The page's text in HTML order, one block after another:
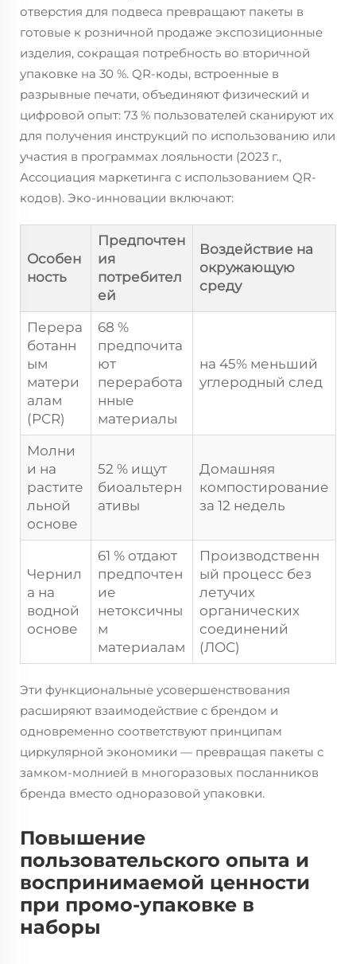
отверстия для подвеса превращают пакеты в
готовые к розничной продаже экспозиционные
изделия, сокращая потребность во вторичной
упаковке на 30 %. QR-коды, встроенные в
разрывные печати, объединяют физический и
цифровой опыт: 73 % пользователей сканируют их
для получения инструкций по использованию или
участия в программах лояльности (2023 г.,
Ассоциация маркетинга с использованием QR-
кодов). Эко-инновации включают:
Особен
ность
Предпочтен
ия
потребител
ей
Воздействие на
окружающую
среду
Перера
ботанн
ым
матери
алам
(PCR)
68 %
предпочита
ют
переработа
нные
материалы
на 45% меньший
углеродный след
Молни
и на
растите
льной
основе
52 % ищут
биоальтерн
ативы
Домашняя
компостирование
за 12 недель
Чернил
а на
водной
основе
61 % отдают
предпочтен
ие
нетоксичны
м
материалам
Производственн
ый процесс без
летучих
органических
соединений
(ЛОС)
Эти функциональные усовершенствования
расширяют взаимодействие с брендом и
одновременно соответствуют принципам
циркулярной экономики — превращая пакеты с
замком-молнией в многоразовых посланников
бренда вместо одноразовой упаковки.
Повышение
пользовательского опыта и
воспринимаемой ценности
при промо-упаковке в
наборы